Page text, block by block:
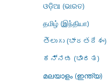
ଓଡ଼ିଆ (ଭାରତ)
தமிழ் (இந்தியா)
తెలుగు (భారతదేశం)
ಕನ್ನಡ (ಭಾರತ)
മലയാളം (ഇന്ത്യ)